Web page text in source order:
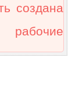
создана
рабочие